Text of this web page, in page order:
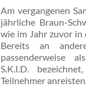
Am vergangenen
jährliche Braun-
wie im Jahr zuvor
Bereits an
passenderweise
S.K.I.D.
Teilnehmer